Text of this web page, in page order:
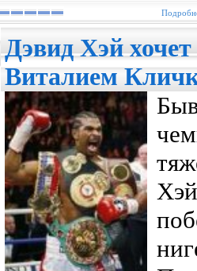
Дэвид Хэй хочет
Виталием